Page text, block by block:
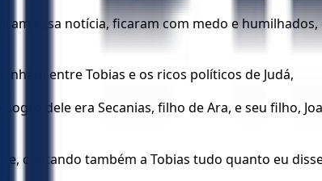
essa notícia, ficaram com medo e
entre Tobias e os ricos políticos de Judá,
dele era Secanias, filho de Ara, e seu filho,
contando também a Tobias tudo quanto eu